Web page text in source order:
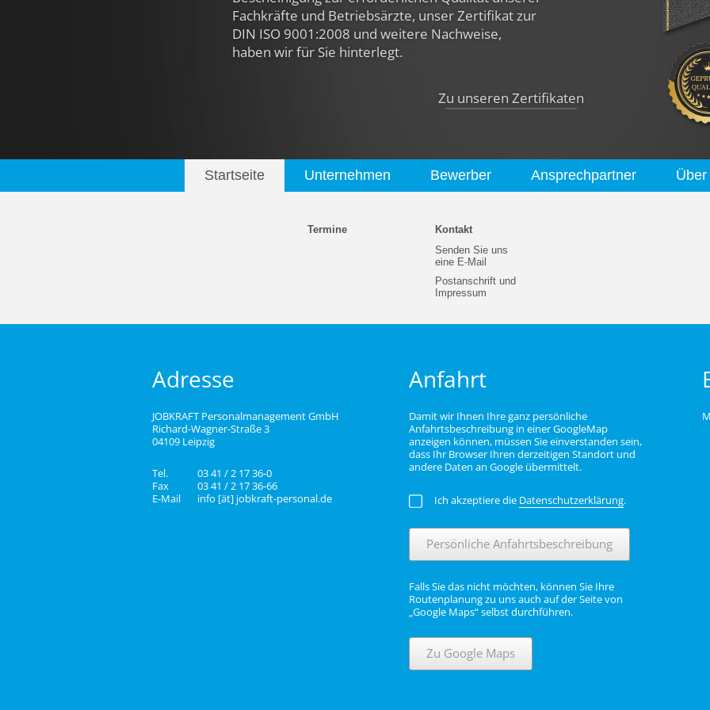
Fachkräfte und Betriebsärzte, unser Zertifikat zur
DIN ISO 9001:2008 und weitere Nachweise,
haben wir für Sie hinterlegt.
Zu unseren Zertifikaten
Startseite Unternehmen Bewerber Ansprechpartner
Termine
Kontakt
Senden Sie uns
eine E-Mail
Postanschrift und
Impressum
Adresse
JOBKRAFT Personalmanagement GmbH
Richard-Wagner-Straße 3
04109 Leipzig
Tel.
03 41 / 2 17 36-0
Fax
03 41 / 2 17 36-66
E-Mail
info [ät] jobkraft-personal.de
Anfahrt
Damit wir Ihnen Ihre ganz persönliche
Anfahrtsbeschreibung in einer GoogleMap
anzeigen können, müssen Sie einverstanden sein,
dass Ihr Browser Ihren derzeitigen Standort und
andere Daten an Google übermittelt.
Ich akzeptiere die Datenschutzerklärung.
Persönliche Anfahrtsbeschreibung
Falls Sie das nicht möchten, können Sie Ihre
Routenplanung zu uns auch auf der Seite von
„Google Maps“ selbst durchführen.
Zu Google Maps